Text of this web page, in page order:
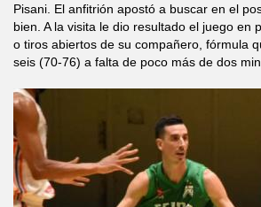
Pisani. El anfitrión apostó a buscar en el
bien. A la visita le dio resultado el juego
o tiros abiertos de su compañero, fórmula
seis (70-76) a falta de poco más de dos